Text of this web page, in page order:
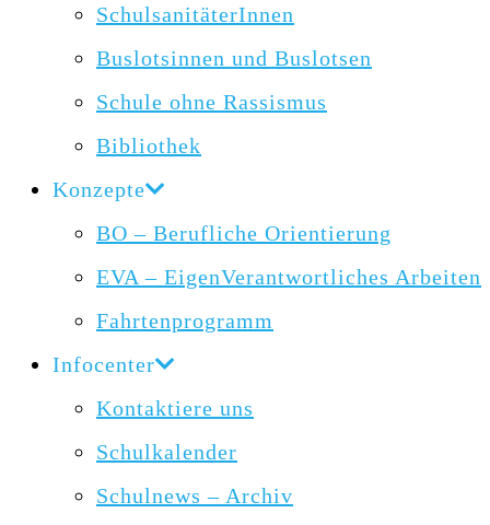
SchulsanitäterInnen
Buslotsinnen und Buslotsen
Schule ohne Rassismus
Bibliothek
Konzepte
BO – Berufliche Orientierung
EVA – EigenVerantwortliches Arbeiten
Fahrtenprogramm
Infocenter
Kontaktiere uns
Schulkalender
Schulnews – Archiv